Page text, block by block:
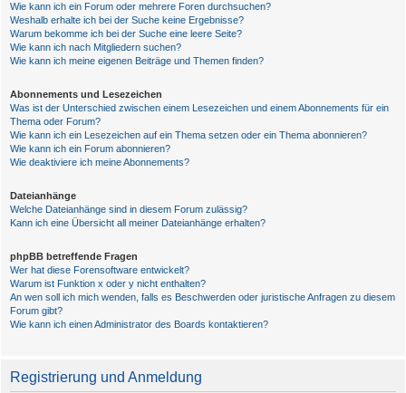
Wie kann ich ein Forum oder mehrere Foren durchsuchen?
Weshalb erhalte ich bei der Suche keine Ergebnisse?
Warum bekomme ich bei der Suche eine leere Seite?
Wie kann ich nach Mitgliedern suchen?
Wie kann ich meine eigenen Beiträge und Themen finden?
Abonnements und Lesezeichen
Was ist der Unterschied zwischen einem Lesezeichen und einem Abonnements für ein
Thema oder Forum?
Wie kann ich ein Lesezeichen auf ein Thema setzen oder ein Thema abonnieren?
Wie kann ich ein Forum abonnieren?
Wie deaktiviere ich meine Abonnements?
Dateianhänge
Welche Dateianhänge sind in diesem Forum zulässig?
Kann ich eine Übersicht all meiner Dateianhänge erhalten?
phpBB betreffende Fragen
Wer hat diese Forensoftware entwickelt?
Warum ist Funktion x oder y nicht enthalten?
An wen soll ich mich wenden, falls es Beschwerden oder juristische Anfragen zu diesem
Forum gibt?
Wie kann ich einen Administrator des Boards kontaktieren?
Registrierung und Anmeldung